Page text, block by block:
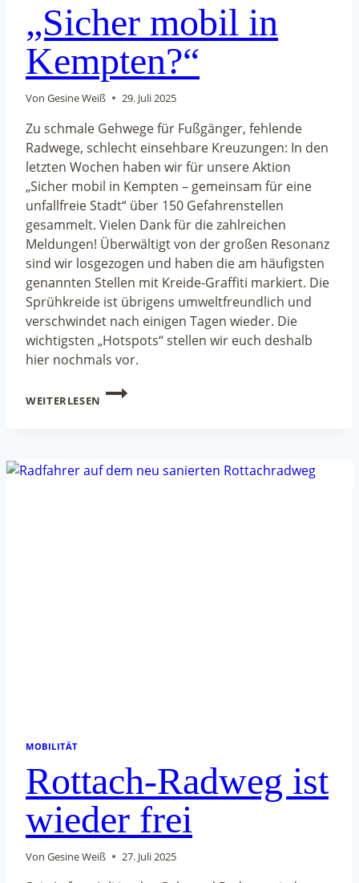
„Sicher mobil in
Kempten?“
Von Gesine Weiß 29. Juli 2025
Zu schmale Gehwege für Fußgänger, fehlende
Radwege, schlecht einsehbare Kreuzungen: In den
letzten Wochen haben wir für unsere Aktion
„Sicher mobil in Kempten – gemeinsam für eine
unfallfreie Stadt“ über 150 Gefahrenstellen
gesammelt. Vielen Dank für die zahlreichen
Meldungen! Überwältigt von der großen Resonanz
sind wir losgezogen und haben die am häufigsten
genannten Stellen mit Kreide-Graffiti markiert. Die
Sprühkreide ist übrigens umweltfreundlich und
verschwindet nach einigen Tagen wieder. Die
wichtigsten „Hotspots“ stellen wir euch deshalb
hier nochmals vor.
WEITERLESEN
„SICHER
MOBILITÄT
Rottach-Radweg ist
wieder frei
Von Gesine Weiß 27. Juli 2025